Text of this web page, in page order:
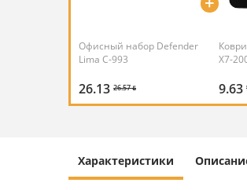
Офисный набор Defender
Lima C-993
26.13 26.57 ƃ
X7-
9.63
Характеристики